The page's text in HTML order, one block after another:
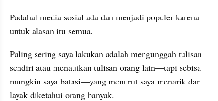
Padahal media sosial ada dan menjadi populer karena
untuk alasan itu semua.
Paling sering saya lakukan adalah mengunggah tulisan
sendiri atau menautkan tulisan orang lain—tapi sebisa
mungkin saya batasi—yang menurut saya menarik dan
layak diketahui orang banyak.